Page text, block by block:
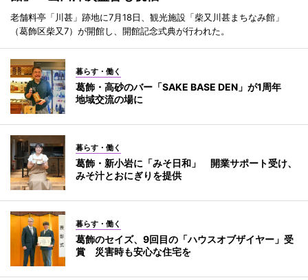
老舗料亭「川甚」跡地に7月18日、観光施設「柴又川甚まちなみ館」
（葛飾区柴又7）が開館し、開館記念式典が行われた。
暮らす・働く
葛飾・高砂のバー「SAKE BASE DEN」が1周年
地域交流の場に
暮らす・働く
葛飾・新小岩に「みそ日和」 開業サポート受け、
みそ汁とおにぎりを提供
暮らす・働く
葛飾のセイズ、9回目の「ハウスオブザイヤー」受
賞 災害時も安心な住宅を